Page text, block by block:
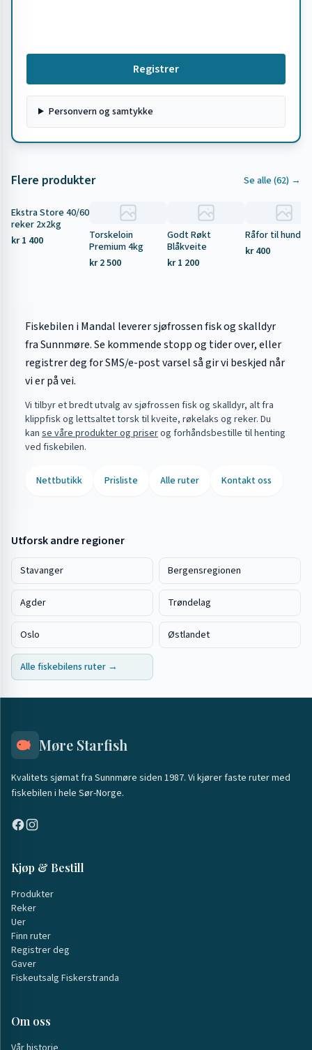
Registrer
Personvern og samtykke
Flere produkter Se alle (62) →
Tilbud
Ekstra Store 40/60
reker 2x2kg
kr 1 400
Torskeloin
Premium 4kg
kr 2 500
Godt Røkt
Blåkveite
kr 1 200
Råfor til hund
kr 400
Fiskebilen i Mandal leverer sjøfrossen fisk og skalldyr
fra Sunnmøre. Se kommende stopp og tider over, eller
registrer deg for SMS/e-post varsel så gir vi beskjed når
vi er på vei.
Vi tilbyr et bredt utvalg av sjøfrossen fisk og skalldyr, alt fra
klippfisk og lettsaltet torsk til kveite, røkelaks og reker. Du
kan se våre produkter og priserog forhåndsbestille til henting
ved fiskebilen.
Nettbutikk Prisliste Alle ruter Kontakt oss
Utforsk andre regioner
Stavanger Bergensregionen
Agder Trøndelag
Oslo Østlandet
Alle fiskebilens ruter →
Møre Starfish
Kvalitets sjømat fra Sunnmøre siden 1987. Vi kjører faste ruter med
fiskebilen i hele Sør-Norge.
Kjøp & Bestill
Produkter
Reker
Uer
Finn ruter
Registrer deg
Gaver
Fiskeutsalg Fiskerstranda
Om oss